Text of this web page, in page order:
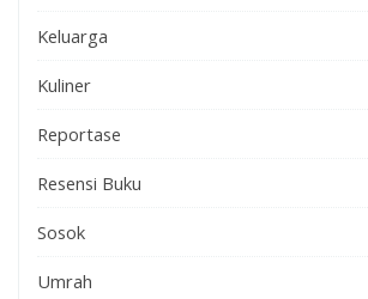
Keluarga
Kuliner
Reportase
Resensi Buku
Sosok
Umrah